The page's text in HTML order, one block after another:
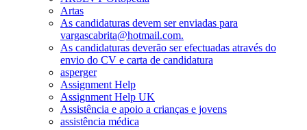
Artas
As candidaturas devem ser enviadas para
vargascabrita@hotmail.com.
As candidaturas deverão ser efectuadas através do
envio do CV e carta de candidatura
asperger
Assignment Help
Assignment Help UK
Assistência e apoio a crianças e jovens
assistência médica